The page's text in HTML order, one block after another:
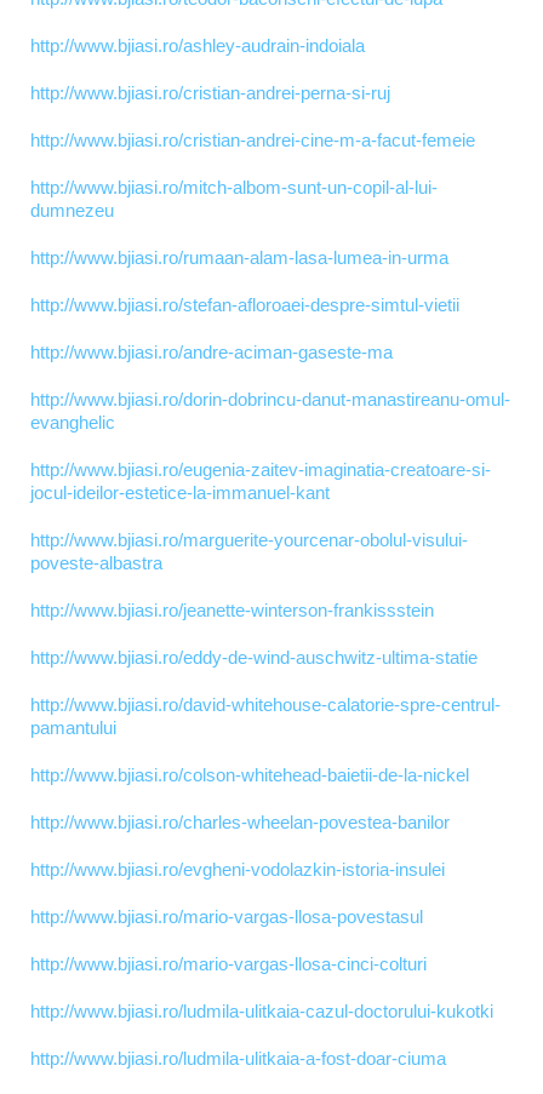
http://www.bjiasi.ro/ashley-audrain-indoiala
http://www.bjiasi.ro/cristian-andrei-perna-si-ruj
http://www.bjiasi.ro/cristian-andrei-cine-m-a-facut-femeie
http://www.bjiasi.ro/mitch-albom-sunt-un-copil-al-lui-
dumnezeu
http://www.bjiasi.ro/rumaan-alam-lasa-lumea-in-urma
http://www.bjiasi.ro/stefan-afloroaei-despre-simtul-vietii
http://www.bjiasi.ro/andre-aciman-gaseste-ma
http://www.bjiasi.ro/dorin-dobrincu-danut-manastireanu-omul-
evanghelic
http://www.bjiasi.ro/eugenia-zaitev-imaginatia-creatoare-si-
jocul-ideilor-estetice-la-immanuel-kant
http://www.bjiasi.ro/marguerite-yourcenar-obolul-visului-
poveste-albastra
http://www.bjiasi.ro/jeanette-winterson-frankissstein
http://www.bjiasi.ro/eddy-de-wind-auschwitz-ultima-statie
http://www.bjiasi.ro/david-whitehouse-calatorie-spre-centrul-
pamantului
http://www.bjiasi.ro/colson-whitehead-baietii-de-la-nickel
http://www.bjiasi.ro/charles-wheelan-povestea-banilor
http://www.bjiasi.ro/evgheni-vodolazkin-istoria-insulei
http://www.bjiasi.ro/mario-vargas-llosa-povestasul
http://www.bjiasi.ro/mario-vargas-llosa-cinci-colturi
http://www.bjiasi.ro/ludmila-ulitkaia-cazul-doctorului-kukotki
http://www.bjiasi.ro/ludmila-ulitkaia-a-fost-doar-ciuma